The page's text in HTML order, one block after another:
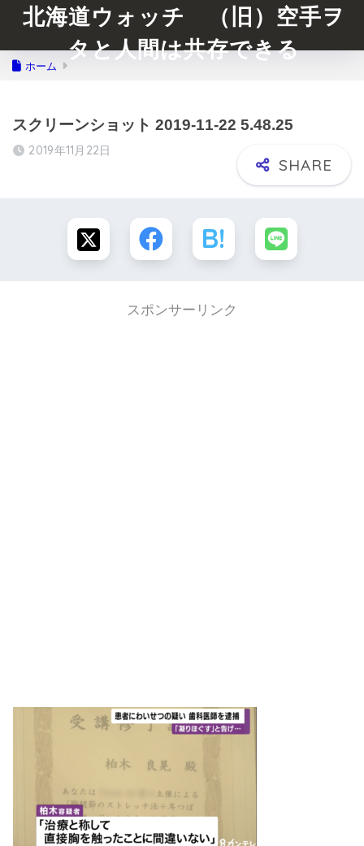
北海道ウォッチ （旧）空手ヲ
タと人間は共存できる
ホーム
スクリーンショット 2019-11-22 5.48.25
2019年11月22日
スポンサーリンク